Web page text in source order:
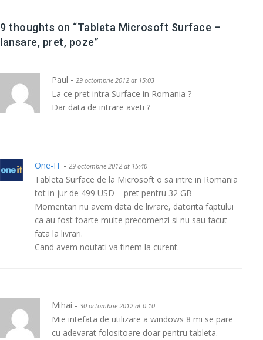
9 thoughts on “Tableta Microsoft Surface –
lansare, pret, poze”
Paul - 29 octombrie 2012 at 15:03
La ce pret intra Surface in Romania ?
Dar data de intrare aveti ?
One-IT - 29 octombrie 2012 at 15:40
Tableta Surface de la Microsoft o sa intre in Romania
tot in jur de 499 USD – pret pentru 32 GB
Momentan nu avem data de livrare, datorita faptului
ca au fost foarte multe precomenzi si nu sau facut
fata la livrari.
Cand avem noutati va tinem la curent.
Mihai - 30 octombrie 2012 at 0:10
Mie intefata de utilizare a windows 8 mi se pare
cu adevarat folositoare doar pentru tableta.